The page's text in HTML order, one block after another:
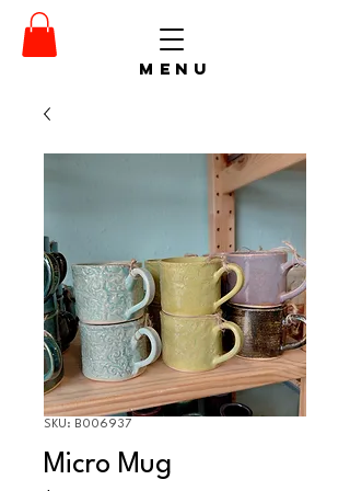
menu
SKU: B006937
Micro Mug